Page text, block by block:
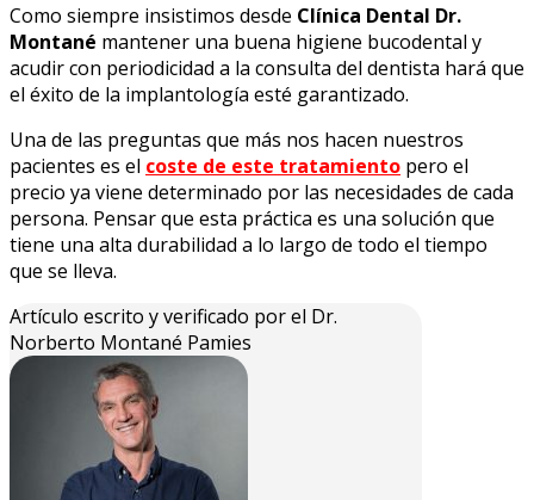
Como siempre insistimos desde Clínica Dental Dr.
Montané mantener una buena higiene bucodental y
acudir con periodicidad a la consulta del dentista hará que
el éxito de la implantología esté garantizado.
Una de las preguntas que más nos hacen nuestros
pacientes es el coste de este tratamiento pero el
precio ya viene determinado por las necesidades de cada
persona. Pensar que esta práctica es una solución que
tiene una alta durabilidad a lo largo de todo el tiempo
que se lleva.
Artículo escrito y verificado por el Dr.
Norberto Montané Pamies